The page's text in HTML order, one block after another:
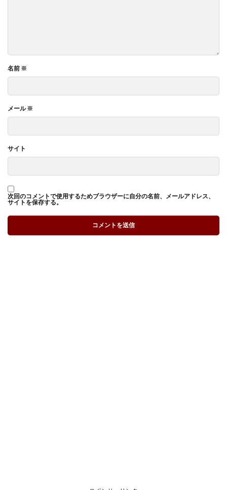
名前 ※
メール※
サイト
次回のコメントで使用するためブラウザーに自分の名前、メールアドレス、
サイトを保存する。